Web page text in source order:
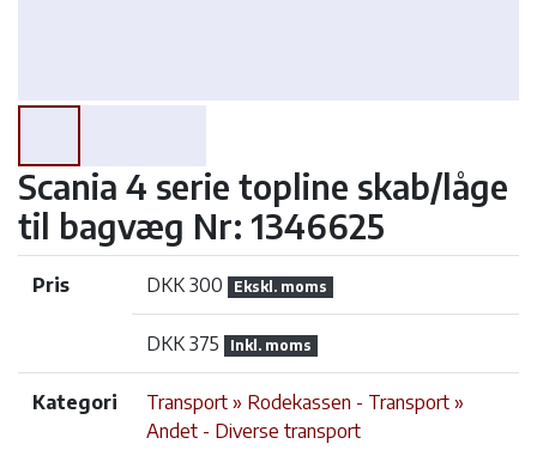
Scania 4 serie topline skab/låge
til bagvæg Nr: 1346625
Pris DKK 300 Ekskl. moms
DKK 375 Inkl. moms
Kategori
Transport » Rodekassen - Transport »
Andet - Diverse transport